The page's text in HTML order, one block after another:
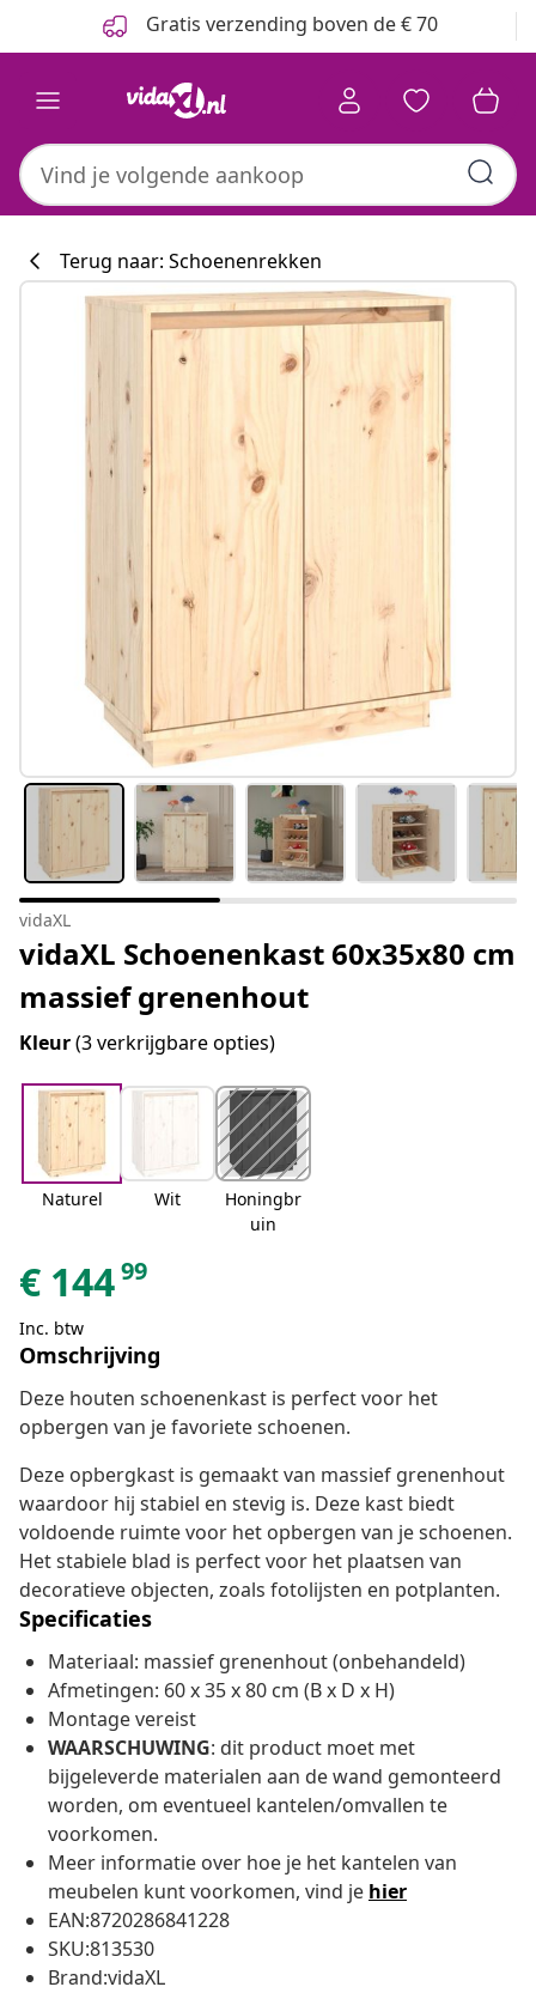
Gratis verzending boven de € 70
Terug naar: Schoenenrekken
vidaXL
vidaXL Schoenenkast 60x35x80 cm
massief grenenhout
Kleur(3 verkrijgbare opties)
Naturel Wit
Honingbr
uin
€ 14499
Inc. btw
Omschrijving
Deze houten schoenenkast is perfect voor het
opbergen van je favoriete schoenen.
Deze opbergkast is gemaakt van massief grenenhout
waardoor hij stabiel en stevig is. Deze kast biedt
voldoende ruimte voor het opbergen van je schoenen.
Het stabiele blad is perfect voor het plaatsen van
decoratieve objecten, zoals fotolijsten en potplanten.
Specificaties
Materiaal: massief grenenhout (onbehandeld)
Afmetingen: 60 x 35 x 80 cm (B x D x H)
Montage vereist
WAARSCHUWING: dit product moet met
bijgeleverde materialen aan de wand gemonteerd
worden, om eventueel kantelen/omvallen te
voorkomen.
Meer informatie over hoe je het kantelen van
meubelen kunt voorkomen, vind je hier
EAN:8720286841228
SKU:813530
Brand:vidaXL